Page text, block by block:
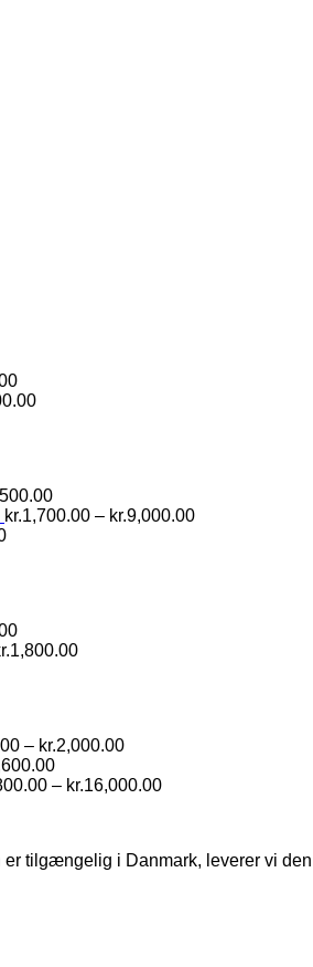
Prisinterval:
Prisinterval:
kr.500.00
kr.1,700.00 – kr.9,000.00Prisinterval:
Prisinterval:
1,800.00Prisinterval:
– kr.2,000.00Prisinterval:
til
Prisinterval:
kr.700.00
– kr.16,000.00Prisinterval:
tilgængelig i Danmark, leverer vi